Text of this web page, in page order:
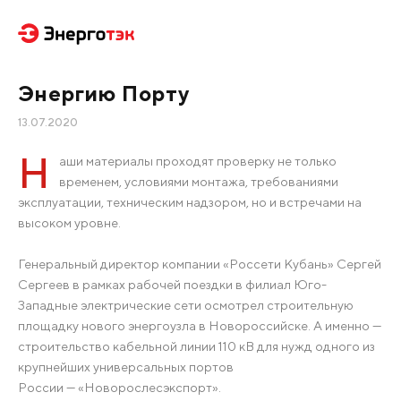
Энергию Порту
13.07.2020
Н
аши материалы проходят проверку не только
временем, условиями монтажа, требованиями
эксплуатации, техническим надзором, но и встречами на
высоком уровне.
Генеральный директор компании «Россети Кубань» Сергей
Сергеев в рамках рабочей поездки в филиал Юго-
Западные электрические сети осмотрел строительную
площадку нового энергоузла в Новороссийске. А именно —
строительство кабельной линии 110 кВ для нужд одного из
крупнейших универсальных портов
России — «Новорослесэкспорт».